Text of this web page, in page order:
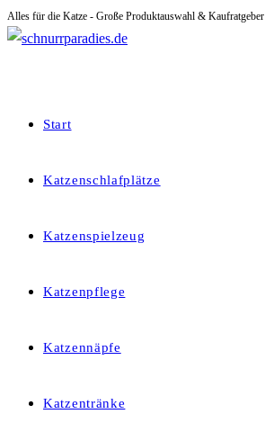
Zum
Inhalt
Alles für die Katze - Große Produktauswahl & Kaufratgeber
Start
Katzenschlafplätze
Katzenspielzeug
Katzenpflege
Katzennäpfe
Katzentränke